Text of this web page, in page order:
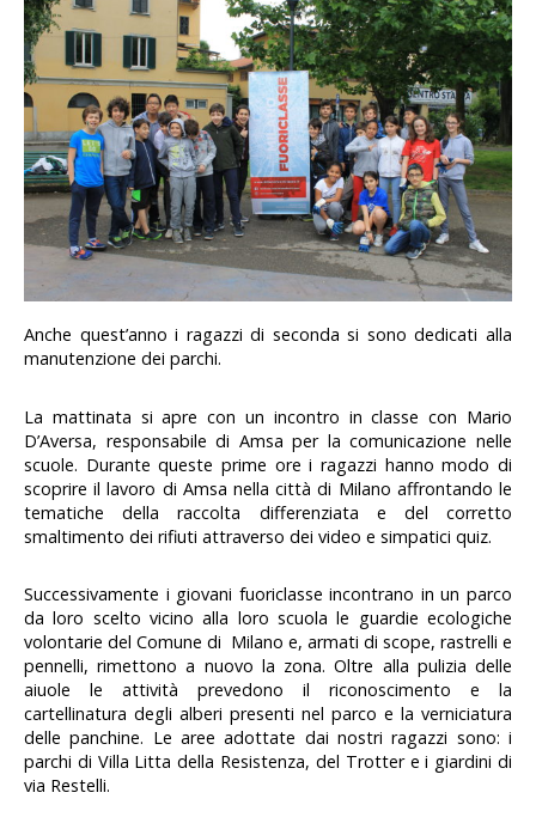
Anche quest’anno i ragazzi di seconda si sono dedicati alla
manutenzione dei parchi.
La mattinata si apre con un incontro in classe con Mario
D’Aversa, responsabile di Amsa per la comunicazione nelle
scuole. Durante queste prime ore i ragazzi hanno modo di
scoprire il lavoro di Amsa nella città di Milano affrontando le
tematiche della raccolta differenziata e del corretto
smaltimento dei rifiuti attraverso dei video e simpatici quiz.
Successivamente i giovani fuoriclasse incontrano in un parco
da loro scelto vicino alla loro scuola le guardie ecologiche
volontarie del Comune di Milano e, armati di scope, rastrelli e
pennelli, rimettono a nuovo la zona. Oltre alla pulizia delle
aiuole le attività prevedono il riconoscimento e la
cartellinatura degli alberi presenti nel parco e la verniciatura
delle panchine. Le aree adottate dai nostri ragazzi sono: i
parchi di Villa Litta della Resistenza, del Trotter e i giardini di
via Restelli.